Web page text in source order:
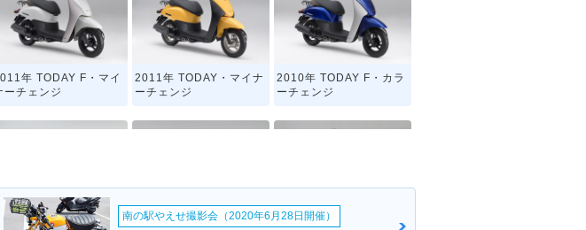
年 TODAY F・マイ
ーチェンジ
2011年 TODAY・マイナ
ーチェンジ
2010年 TODAY F・カラ
ーチェンジ
南の駅やえせ撮影会（2020年6月28日開催）